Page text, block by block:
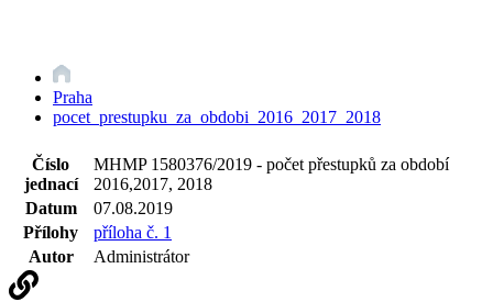
Praha
pocet_prestupku_za_obdobi_2016_2017_2018
Číslo
jednací
MHMP 1580376/2019 - počet přestupků za období
2016,2017, 2018
Datum
07.08.2019
Přílohy
příloha č. 1
Autor
Administrátor